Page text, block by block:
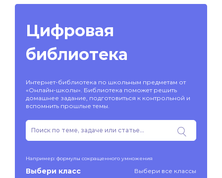
Цифровая
библиотека
Интернет-библиотека по школьным предметам от
«Онлайн-школы». Библиотека поможет решить
домашнее задание, подготовиться к контрольной и
вспомнить прошлые темы.
Например: формулы сокращенного умножения
Выбери класс Выбери все классы